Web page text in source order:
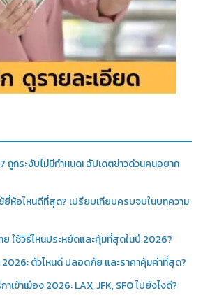
ถูกระงับไม่มีกำหนด! อัปเดตข่าวด่วนคนอยาก
ยี่ห้อไหนดีที่สุด? เปรียบเทียบครบจบในบทความ
ย ใช้วิธีไหนประหยัดและคุ้มที่สุดในปี 2026?
2026: ตัวไหนดี ปลอดภัย และราคาคุ้มค่าที่สุด?
เข้าเมือง 2026: LAX, JFK, SFO ไปยังไงดี?